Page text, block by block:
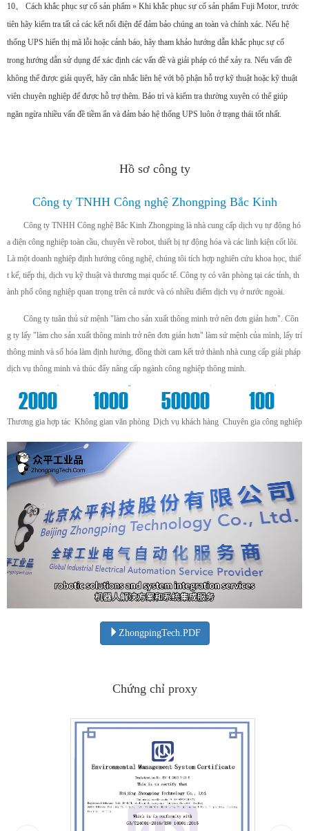
10。 Cách khắc phục sự cố sản phẩm » Khi khắc phục sự cố sản phẩm Fuji Motor, trước
tiên hãy kiểm tra tất cả các kết nối điện để đảm bảo chúng an toàn và chính xác. Nếu hệ
thống UPS hiển thị mã lỗi hoặc cảnh báo, hãy tham khảo hướng dẫn khắc phục sự cố
trong hướng dẫn sử dụng để xác định các vấn đề và giải pháp có thể xảy ra. Nếu vấn đề
không thể được giải quyết, hãy cân nhắc liên hệ với bộ phận hỗ trợ kỹ thuật hoặc kỹ thuật
viên chuyên nghiệp để được hỗ trợ thêm. Bảo trì và kiểm tra thường xuyên có thể giúp
ngăn ngừa nhiều vấn đề tiềm ẩn và đảm bảo hệ thống UPS luôn ở trạng thái tốt nhất.
Hồ sơ công ty
Công ty TNHH Công nghệ Zhongping Bắc Kinh
Công ty TNHH Công nghệ Bắc Kinh Zhongping là nhà cung cấp dịch vụ tự động hó
a điện công nghiệp toàn cầu, chuyên về robot, thiết bị tự động hóa và các linh kiện cốt lõi.
Là một doanh nghiệp định hướng công nghệ, chúng tôi tích hợp nghiên cứu khoa học, thiế
t kế, tiếp thị, dịch vụ kỹ thuật và thương mại quốc tế. Công ty có văn phòng tại các tỉnh, th
ành phố công nghiệp quan trọng trên cả nước và có nhiều điểm dịch vụ ở nước ngoài.
Công ty tuân thủ sứ mệnh "làm cho sản xuất thông minh trở nên đơn giản hơn". Côn
g ty lấy "làm cho sản xuất thông minh trở nên đơn giản hơn" làm sứ mệnh của mình, lấy trí
thông minh và số hóa làm định hướng, đồng thời cam kết trở thành nhà cung cấp giải pháp
dịch vụ thông minh và thúc đẩy nâng cấp ngành công nghiệp thông minh.
2000
+
Thương gia hợp tác
1000
m²
Không gian văn phòng
50000
+
Dịch vụ khách hàng
100
+
Chuyên gia công nghiệp
ZhongpingTech.PDF
Chứng chỉ proxy